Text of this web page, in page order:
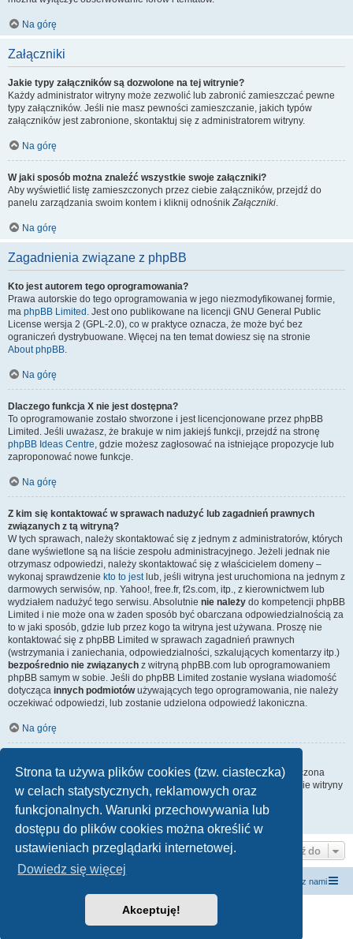
Strona ta używa plików cookies (tzw. ciasteczka)
w celach statystycznych, reklamowych oraz
funkcjonalnych. Warunki przechowywania lub
dostępu do plików cookies można określić w
ustawieniach przeglądarki internetowej.
Dowiedz się więcej
Akceptuję!
Na górę
Załączniki
Jakie typy załączników są dozwolone na tej witrynie?
Każdy administrator witryny może zezwolić lub zabronić zamieszczać pewne
typy załączników. Jeśli nie masz pewności zamieszczanie, jakich typów
załączników jest zabronione, skontaktuj się z administratorem witryny.
Na górę
W jaki sposób można znaleźć wszystkie swoje załączniki?
Aby wyświetlić listę zamieszczonych przez ciebie załączników, przejdź do
panelu zarządzania swoim kontem i kliknij odnośnikZałączniki.
Na górę
Zagadnienia związane z phpBB
Kto jest autorem tego oprogramowania?
Prawa autorskie do tego oprogramowania w jego niezmodyfikowanej formie,
ma phpBB Limited . Jest ono publikowane na licencji GNU General Public
License wersja 2 (GPL-2.0), co w praktyce oznacza, że może być bez
ograniczeń dystrybuowane. Więcej na ten temat dowiesz się na stronie
About phpBB.
Na górę
Dlaczego funkcja X nie jest dostępna?
To oprogramowanie zostało stworzone i jest licencjonowane przez phpBB
Limited. Jeśli uważasz, że brakuje w nim jakiejś funkcji, przejdź na stronę
phpBB Ideas Centre, gdzie możesz zagłosować na istniejące propozycje lub
zaproponować nowe funkcje.
Na górę
Z kim się kontaktować w sprawach nadużyć lub zagadnień prawnych
związanych z tą witryną?
W tych sprawach, należy skontaktować się z jednym z administratorów, których
dane wyświetlone są na liście zespołu administracyjnego. Jeżeli jednak nie
otrzymasz odpowiedzi, należy skontaktować się z właścicielem domeny –
wykonaj sprawdzenie kto to jestlub, jeśli witryna jest uruchomiona na jednym z
darmowych serwisów, np. Yahoo!, free.fr, f2s.com, itp., z kierownictwem lub
wydziałem nadużyć tego serwisu. Absolutnie nie należy do kompetencji phpBB
Limited i nie może ona w żaden sposób być obarczana odpowiedzialnością za
to w jaki sposób, gdzie lub przez kogo ta witryna jest używana. Proszę nie
kontaktować się z phpBB Limited w sprawach zagadnień prawnych
(wstrzymania i zaniechania, odpowiedzialności, szkalujących komentarzy itp.)
bezpośrednio nie związanych z witryną phpBB.com lub oprogramowaniem
phpBB samym w sobie. Jeśli do phpBB Limited zostanie wysłana wiadomość
dotycząca innych podmiotówużywających tego oprogramowania, nie należy
oczekiwać odpowiedzi, lub zostanie udzielona odpowiedź lakoniczna.
Na górę
Wszyscy użytkownicy witryny mogą używać – jeśli funkcja ta jest włączona
przez administratora witryny – formularza „Kontakt z nami”. Członkowie witryny
mogą także używać odnośnika „Zespół administracyjny”.
Na górę
Przejdź do
Kontakt z nami
Technologię dostarczaphpBB® Forum Software © phpBB Limited
Polski pakiet językowy dostarcza